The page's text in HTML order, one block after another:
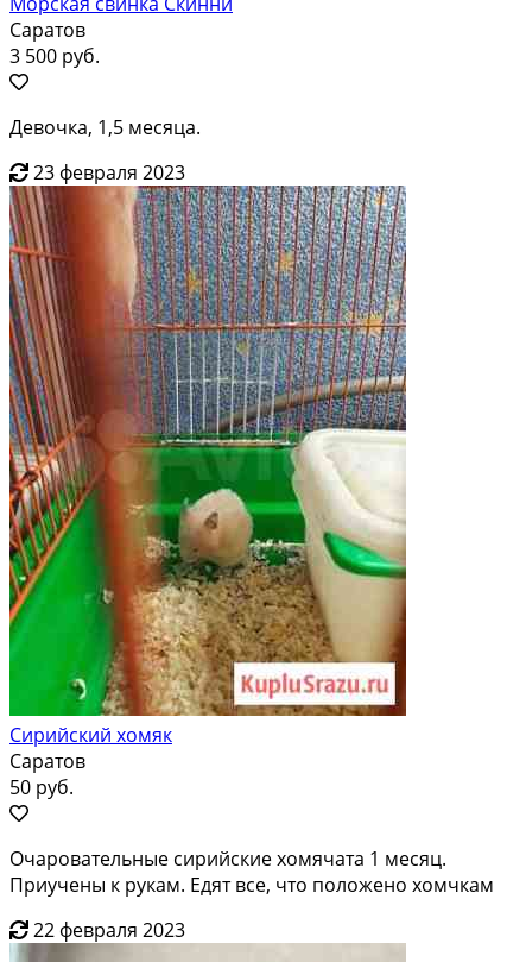
Саратов
3 500 руб.
Девочка, 1,5 месяца.
23 февраля 2023
Сирийский хомяк
Саратов
50 руб.
Очаровательные сирийские хомячата 1 месяц.
Приучены к рукам. Едят все, что положено хомчкам
22 февраля 2023